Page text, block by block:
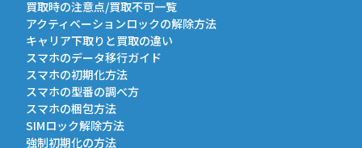
買取時の注意点/買取不可一覧
アクティベーションロックの解除方法
キャリア下取りと買取の違い
スマホのデータ移行ガイド
スマホの初期化方法
スマホの型番の調べ方
スマホの梱包方法
SIMロック解除方法
強制初期化の方法